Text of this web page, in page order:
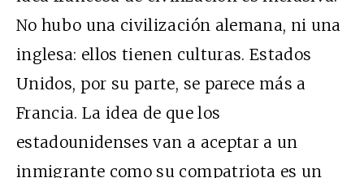
No hubo una civilización alemana, ni una
inglesa: ellos tienen culturas. Estados
Unidos, por su parte, se parece más a
Francia. La idea de que los
estadounidenses van a aceptar a un
inmigrante como su compatriota es un